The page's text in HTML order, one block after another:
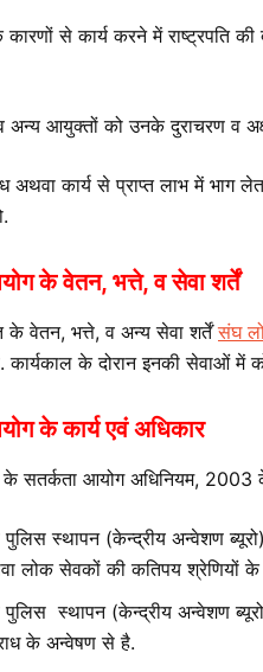
कारणों से कार्य करने में राष्ट्रपति
आयुक्तों को उनके दुराचरण व
अथवा कार्य से प्राप्त लाभ में भाग
के वेतन, भत्ते, व सेवा शर्तें
के वेतन, भत्ते, व अन्य सेवा शर्तेंसंघ
के दोरान इनकी सेवाओं में
के कार्य एवं अधिकार
के सतर्कता आयोग अधिनियम, 2003
पुलिस स्थापन (केन्द्रीय अन्वेशण
लोक सेवकों की कतिपय श्रेणियों
पुलिस स्थापन (केन्द्रीय अन्वेशण
के अन्वेषण से है.